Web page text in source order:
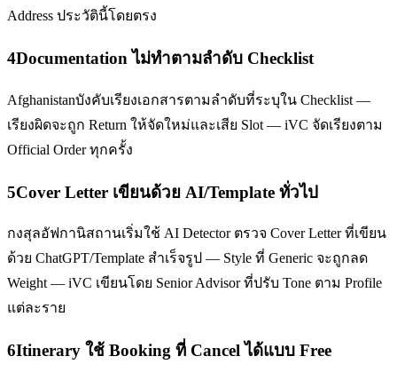
Address ประวัตินี้โดยตรง
4Documentation ไม่ทำตามลำดับ Checklist
Afghanistanบังคับเรียงเอกสารตามลำดับที่ระบุใน Checklist —
เรียงผิดจะถูก Return ให้จัดใหม่และเสีย Slot — iVC จัดเรียงตาม
Official Order ทุกครั้ง
5Cover Letter เขียนด้วย AI/Template ทั่วไป
กงสุลอัฟกานิสถานเริ่มใช้ AI Detector ตรวจ Cover Letter ที่เขียน
ด้วย ChatGPT/Template สำเร็จรูป — Style ที่ Generic จะถูกลด
Weight — iVC เขียนโดย Senior Advisor ที่ปรับ Tone ตาม Profile
แต่ละราย
6Itinerary ใช้ Booking ที่ Cancel ได้แบบ Free